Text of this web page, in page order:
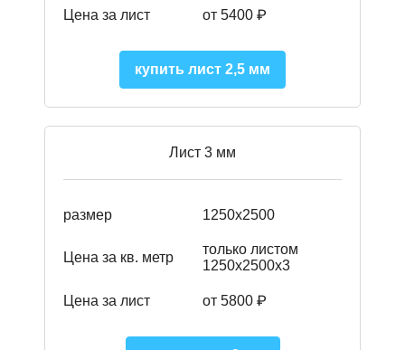
Цена за лист от 5400 ₽
купить лист 2,5 мм
Лист 3 мм
размер 1250х2500
Цена за кв. метр
только листом
1250х2500х3
Цена за лист от 5800 ₽